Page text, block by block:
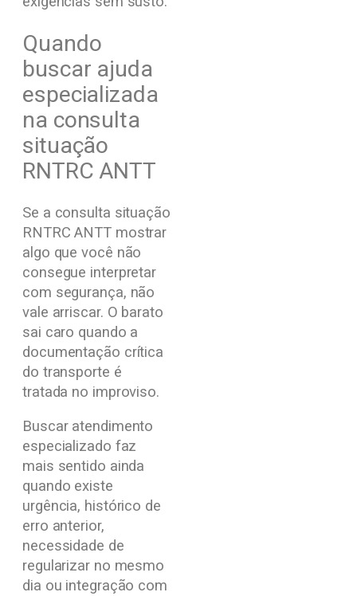
Quando
buscar ajuda
especializada
na consulta
situação
RNTRC ANTT
Se a consulta situação
RNTRC ANTT mostrar
algo que você não
consegue interpretar
com segurança, não
vale arriscar. O barato
sai caro quando a
documentação crítica
do transporte é
tratada no improviso.
Buscar atendimento
especializado faz
mais sentido ainda
quando existe
urgência, histórico de
erro anterior,
necessidade de
regularizar no mesmo
dia ou integração com